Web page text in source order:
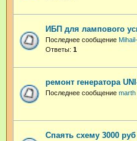
ИБП для лампового
Последнее сообщение
Ответы: 1
ремонт генератора
Последнее сообщение marth
Спаять схему 3000 руб